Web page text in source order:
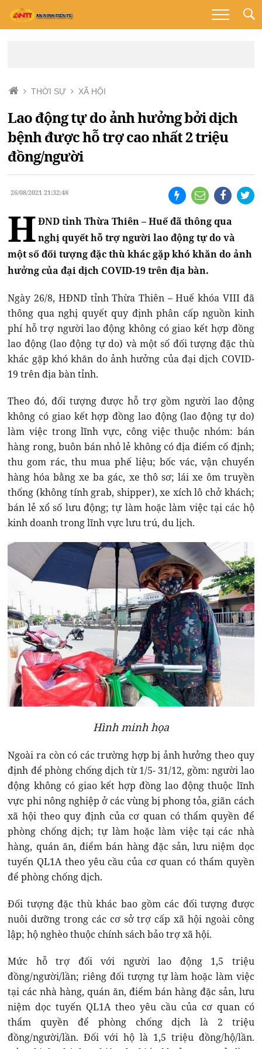
THỜI SỰ XÃ HỘI
Lao động tự do ảnh hưởng bởi dịch
bệnh được hỗ trợ cao nhất 2 triệu
đồng/người
26/08/2021 21:32:48
H ĐND tỉnh Thừa Thiên – Huế đã thông qua
nghị quyết hỗ trợ người lao động tự do và
một số đối tượng đặc thù khác gặp khó khăn do ảnh
hưởng của đại dịch COVID-19 trên địa bàn.
Ngày 26/8, HĐND tỉnh Thừa Thiên – Huế khóa VIII đã
thông qua nghị quyết quy định phân cấp nguồn kinh
phí hỗ trợ người lao động không có giao kết hợp đồng
lao động (lao động tự do) và một số đối tượng đặc thù
khác gặp khó khăn do ảnh hưởng của đại dịch COVID-
19 trên địa bàn tỉnh.
Theo đó, đối tượng được hỗ trợ gồm người lao động
không có giao kết hợp đồng lao động (lao động tự do)
làm việc trong lĩnh vực, công việc thuộc nhóm: bán
hàng rong, buôn bán nhỏ lẻ không có địa điểm cố định;
thu gom rác, thu mua phế liệu; bốc vác, vận chuyển
hàng hóa bằng xe ba gác, xe thô sơ; lái xe ôm truyền
thống (không tính grab, shipper), xe xích lô chở khách;
bán lẻ xổ số lưu động; tự làm hoặc làm việc tại các hộ
kinh doanh trong lĩnh vực lưu trú, du lịch.
Hình minh họa
Ngoài ra còn có các trường hợp bị ảnh hưởng theo quy
định để phòng chống dịch từ 1/5- 31/12, gồm: người lao
động không có giao kết hợp đồng lao động thuộc lĩnh
vực phi nông nghiệp ở các vùng bị phong tỏa, giãn cách
xã hội theo quy định của cơ quan có thẩm quyền để
phòng chống dịch; tự làm hoặc làm việc tại các nhà
hàng, quán ăn, điểm bán hàng đặc sản, lưu niệm dọc
tuyến QL1A theo yêu cầu của cơ quan có thẩm quyền
để phòng chống dịch.
Đối tượng đặc thù khác bao gồm các đối tượng được
nuôi dưỡng trong các cơ sở trợ cấp xã hội ngoài công
lập; hộ nghèo thuộc chính sách bảo trợ xã hội.
Mức hỗ trợ đối với người lao động 1,5 triệu
đồng/người/lần; riêng đối tượng tự làm hoặc làm việc
tại các nhà hàng, quán ăn, điểm bán hàng đặc sản, lưu
niệm dọc tuyến QL1A theo yêu cầu của cơ quan có
thẩm quyền để phòng chống dịch là 2 triệu
đồng/người/lần. Đối với hộ là 1,5 triệu đồng/hộ/lần.